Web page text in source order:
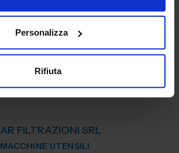
Personalizza
Rifiuta
Padiglione:Pad. 14Stand:E31
AR FILTRAZIONI SRL
MACCHINE UTENSILI